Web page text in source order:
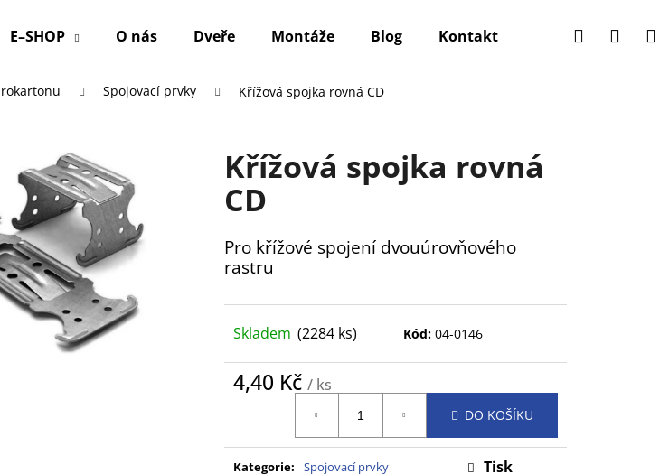
E–SHOP O nás Dveře Montáže Blog Kontakt Hledat
Spojovací prvky Křížová spojka rovná CD
Křížová spojka rovná
CD
Pro křížové spojení dvouúrovňového
rastru
Skladem (2284 ks) Kód: 04-0146
4,40 Kč / ks
DO KOŠÍKU
Kategorie:
Spojovací prvky
Tisk
najít?
HLEDAT